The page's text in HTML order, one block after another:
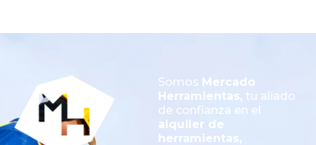
Somos Mercado
Herramientas, tu aliado
de confianza en el
alquiler de
herramientas,